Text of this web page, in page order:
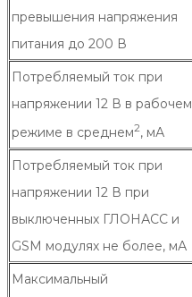
превышения напряжения
питания до 200 В
Потребляемый ток при
напряжении 12 В в рабочем
режиме в среднем2, мА
Потребляемый ток при
напряжении 12 В при
выключенных ГЛОНАСС и
GSM модулях не более, мА
Максимальный